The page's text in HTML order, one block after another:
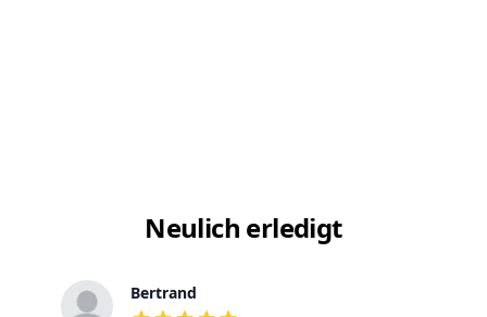
Neulich erledigt
Bertrand